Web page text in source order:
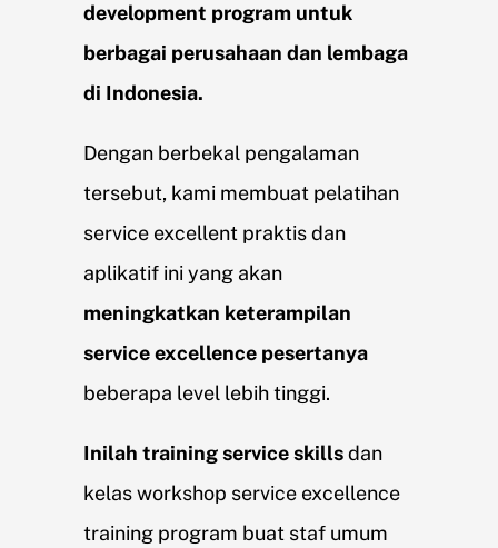
development program untuk
berbagai perusahaan dan lembaga
di Indonesia.
Dengan berbekal pengalaman
tersebut, kami membuat pelatihan
service excellent praktis dan
aplikatif ini yang akan
meningkatkan keterampilan
service excellence pesertanya
beberapa level lebih tinggi.
Inilah training service skillsdan
kelas workshop service excellence
training program buat staf umum